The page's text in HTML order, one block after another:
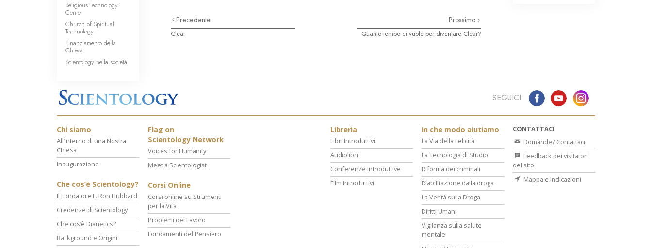
Precedente
Clear
Prossimo
Quanto tempo ci vuole per diventare Clear?
Religious Technology
Center
Church of Spiritual
Technology
Finanziamento della
Chiesa
Scientology nella società
SEGUICI
Chi siamo
All’Interno di una Nostra
Chiesa
Inaugurazione
Che cos’è Scientology?
Il Fondatore L. Ron Hubbard
Credenze di Scientology
Che cos’è Dianetics?
Background e Origini
Flag on
Scientology Network
Voices for Humanity
Meet a Scientologist
Corsi Online
Corsi online su Strumenti
per la Vita
Problemi del Lavoro
Fondamenti del Pensiero
Libreria
Libri Introduttivi
Audiolibri
Conferenze Introduttive
Film Introduttivi
In che modo aiutiamo
La Via della Felicità
La Tecnologia di Studio
Riforma dei criminali
Riabilitazione dalla droga
La Verità sulla Droga
Diritti Umani
Vigilanza sulla salute
mentale
CONTATTACI
Domande? Contattaci
Feedback dei visitatori
del sito
Mappa e indicazioni